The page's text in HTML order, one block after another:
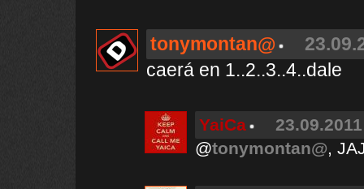
tonymontan@
caerá en 1..2..3..4..dale
YaiCa
@tonymontan@,